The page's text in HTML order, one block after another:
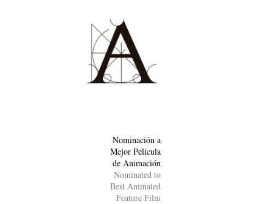
Nominación a
Mejor Película
de Animación
Nominated to
Best Animated
Feature Film